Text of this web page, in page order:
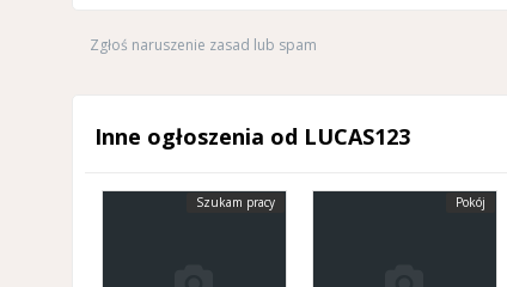
Zgłoś naruszenie zasad lub spam
Inne ogłoszenia od LUCAS123
Szukam pracy Pokój